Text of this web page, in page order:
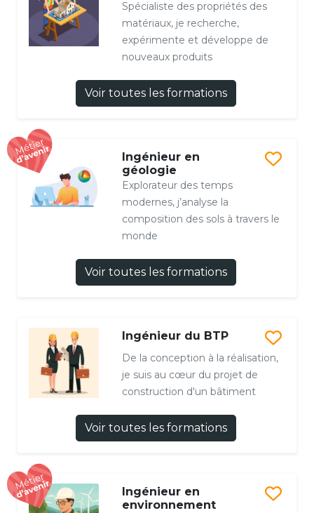
Spécialiste des propriétés des
matériaux, je recherche,
expérimente et développe de
nouveaux produits
Voir toutes les formations
Ingénieur en
géologie
Explorateur des temps
modernes, j’analyse la
composition des sols à travers le
monde
Voir toutes les formations
Ingénieur du BTP
De la conception à la réalisation,
je suis au cœur du projet de
construction d'un bâtiment
Voir toutes les formations
Ingénieur en
environnement